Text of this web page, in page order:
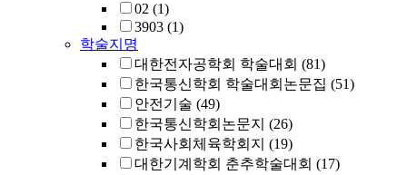
02 (1)
3903 (1)
학술지명
대한전자공학회 학술대회 (81)
한국통신학회 학술대회논문집 (51)
안전기술 (49)
한국통신학회논문지 (26)
한국사회체육학회지 (19)
대한기계학회 춘추학술대회 (17)